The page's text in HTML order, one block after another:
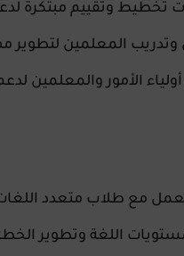
تخطيط وتقييم مبتكرة
المعلمين لتطوير
الأمور والمعلمين
مع طلاب متعدد
اللغة وتطوير